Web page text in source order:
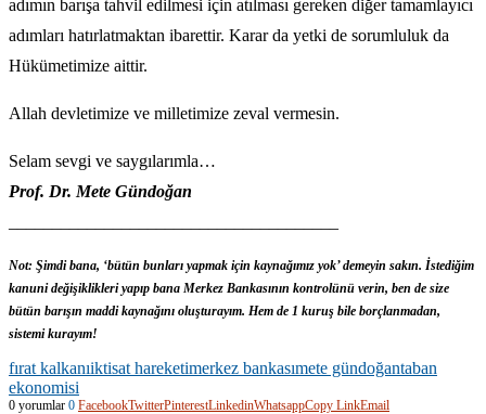
adımın barışa tahvil edilmesi için atılması gereken diğer tamamlayıcı
adımları hatırlatmaktan ibarettir. Karar da yetki de sorumluluk da
Hükümetimize aittir.
Allah devletimize ve milletimize zeval vermesin.
Selam sevgi ve saygılarımla…
Prof. Dr. Mete Gündoğan
Not: Şimdi bana, ‘bütün bunları yapmak için kaynağımız yok’ demeyin sakın. İstediğim
kanuni değişiklikleri yapıp bana Merkez Bankasının kontrolünü verin, ben de size
bütün barışın maddi kaynağını oluşturayım. Hem de 1 kuruş bile borçlanmadan,
sistemi kurayım!
fırat kalkanıiktisat hareketimerkez bankasımete gündoğantaban
ekonomisi
0 yorumlar 0 FacebookTwitterPinterestLinkedinWhatsappCopy LinkEmail